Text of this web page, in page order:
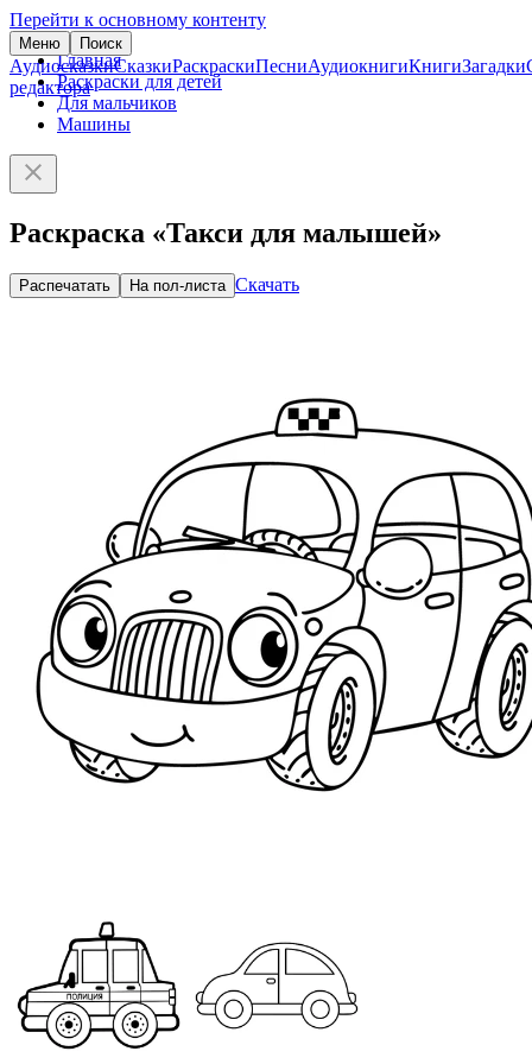
Перейти к основному контенту
Меню Поиск
АудиосказкиСказкиРаскраскиПесниАудиокнигиКнигиЗагадки
редактора
Главная
Раскраски для детей
Для мальчиков
Машины
Раскраска «Такси для малышей»
Распечатать На пол-листа Скачать